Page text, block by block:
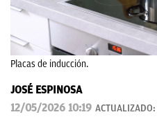
Placas de inducción.
JOSÉ ESPINOSA
12/05/2026 10:19 ACTUALIZADO: